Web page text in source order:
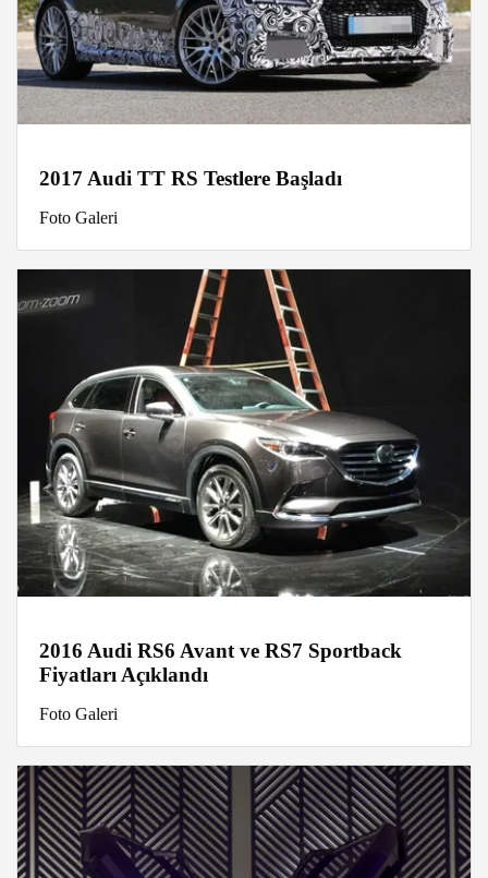
2017 Audi TT RS Testlere Başladı
Foto Galeri
2016 Audi RS6 Avant ve RS7 Sportback
Fiyatları Açıklandı
Foto Galeri